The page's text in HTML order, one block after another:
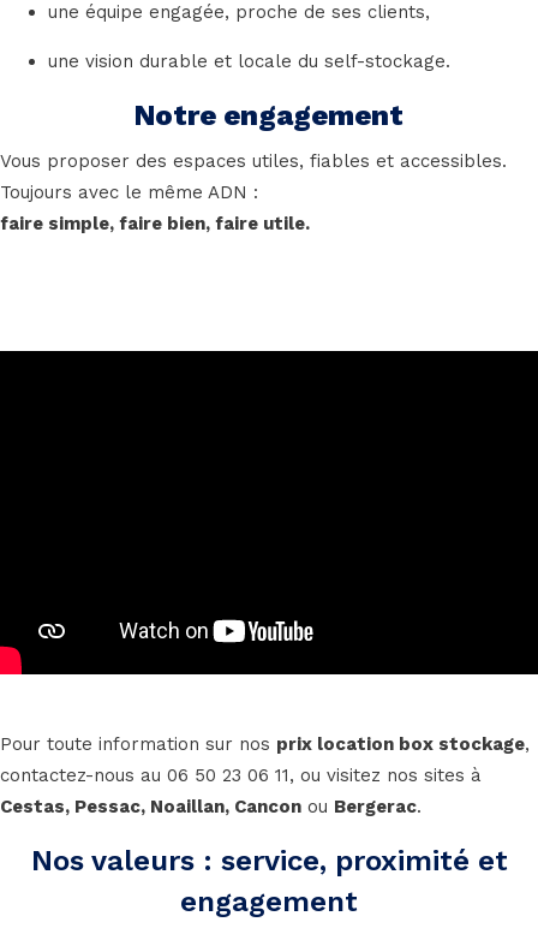
une équipe engagée, proche de ses clients,
une vision durable et locale du self-stockage.
Notre engagement
Vous proposer des espaces utiles, fiables et accessibles.
Toujours avec le même ADN :
faire simple, faire bien, faire utile.
Pour toute information sur nos prix location box stockage,
contactez-nous au 06 50 23 06 11, ou visitez nos sites à
Cestas, Pessac, Noaillan, Cancon ou Bergerac.
Nos valeurs : service, proximité et
engagement